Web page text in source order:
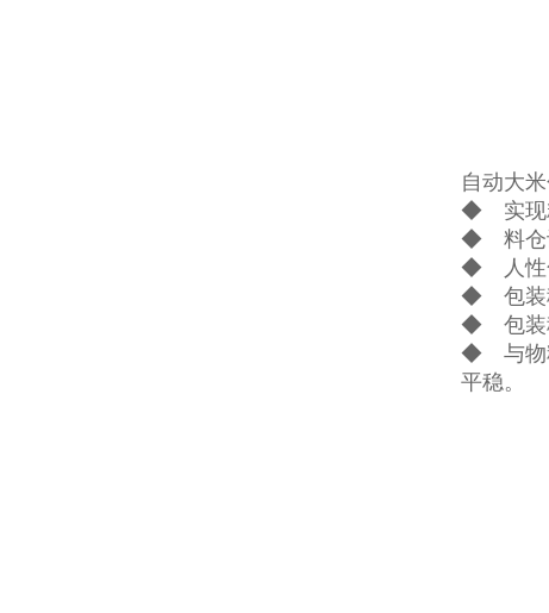
自动大
◆ 实现
◆ 料仓
◆ 人性
◆ 包装
◆ 包装
◆ 与物
平稳。